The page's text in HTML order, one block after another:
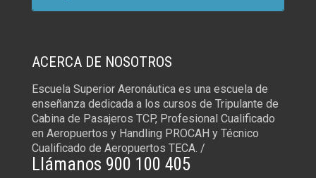
ACERCA DE NOSOTROS
Escuela Superior Aeronáutica es una escuela de
enseñanza dedicada a los cursos de Tripulante de
Cabina de Pasajeros TCP, Profesional Cualificado
en Aeropuertos y Handling PROCAH y Técnico
Cualificado de Aeropuertos TECA. /
Llámanos 900 100 405